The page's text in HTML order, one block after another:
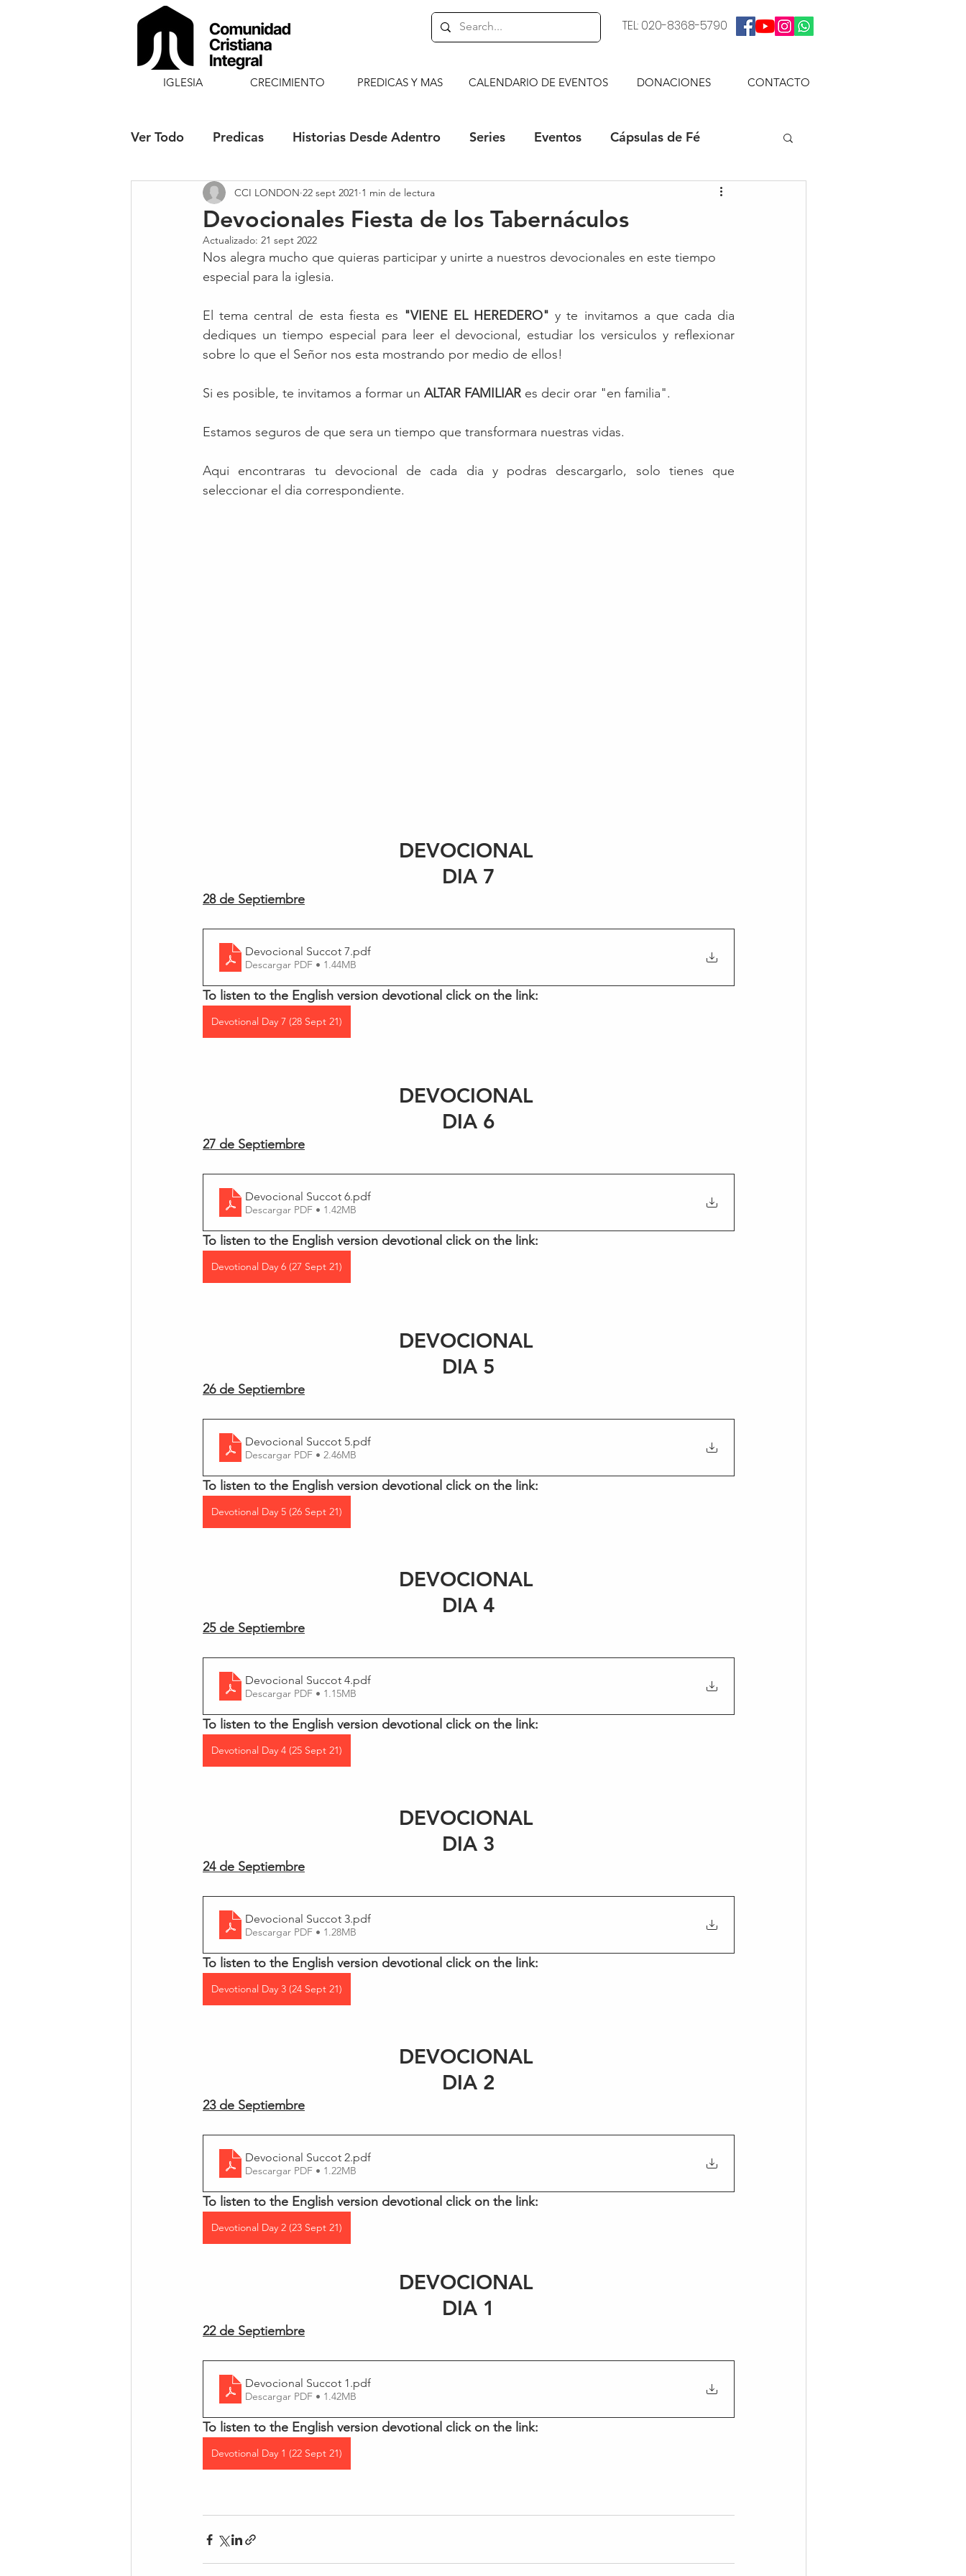
IGLESIA CRECIMIENTO
TEL: 020-8368-5790
PREDICAS Y MAS CALENDARIO DE EVENTOS DONACIONES CONTACTO
Ver Todo Predicas Historias Desde Adentro Series Eventos Cápsulas de Fé
Fiestas Solemnes Blogs Bocaditos de Esperanza
Devocionales Fiesta de los Tabernáculos
CCI LONDON 22 sept 2021 1 min de lectura
Actualizado: 21 sept 2022
Nos alegra mucho que quieras participar y unirte a nuestros devocionales en este tiempo
especial para la iglesia.
El tema central de esta fiesta es "VIENE EL HEREDERO" y te invitamos a que cada dia
dediques un tiempo especial para leer el devocional, estudiar los versiculos y reflexionar
sobre lo que el Señor nos esta mostrando por medio de ellos!
Si es posible, te invitamos a formar un ALTAR FAMILIAR es decir orar "en familia".
Estamos seguros de que sera un tiempo que transformara nuestras vidas.
Aqui encontraras tu devocional de cada dia y podras descargarlo, solo tienes que
seleccionar el dia correspondiente.
DEVOCIONAL
DIA 7
28 de Septiembre
Devocional Succot 7.pdf
Descargar PDF • 1.44MB
To listen to the English version devotional click on the link:
Devotional Day 7 (28 Sept 21)
DEVOCIONAL
DIA 6
27 de Septiembre
Devocional Succot 6.pdf
Descargar PDF • 1.42MB
To listen to the English version devotional click on the link:
Devotional Day 6 (27 Sept 21)
DEVOCIONAL
DIA 5
26 de Septiembre
Devocional Succot 5.pdf
Descargar PDF • 2.46MB
To listen to the English version devotional click on the link:
Devotional Day 5 (26 Sept 21)
DEVOCIONAL
DIA 4
25 de Septiembre
Devocional Succot 4.pdf
Descargar PDF • 1.15MB
To listen to the English version devotional click on the link:
Devotional Day 4 (25 Sept 21)
DEVOCIONAL
DIA 3
24 de Septiembre
Devocional Succot 3.pdf
Descargar PDF • 1.28MB
To listen to the English version devotional click on the link:
Devotional Day 3 (24 Sept 21)
DEVOCIONAL
DIA 2
23 de Septiembre
Devocional Succot 2.pdf
Descargar PDF • 1.22MB
To listen to the English version devotional click on the link:
Devotional Day 2 (23 Sept 21)
DEVOCIONAL
DIA 1
22 de Septiembre
Devocional Succot 1.pdf
Descargar PDF • 1.42MB
To listen to the English version devotional click on the link:
Devotional Day 1 (22 Sept 21)